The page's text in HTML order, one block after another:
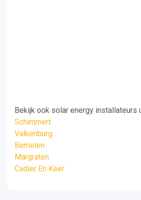
Bekijk ook solar energy installateurs
Schimmert
Valkenburg
Bemelen
Margraten
Cadier En Keer